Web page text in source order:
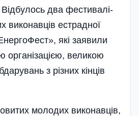
Відбулось два фестивалі-
виконавців естрадної
які заявили
організацією, великою
з різних кінців
молодих виконавців,